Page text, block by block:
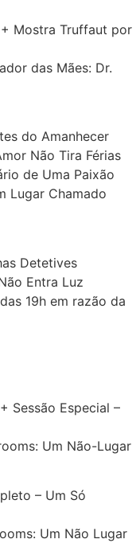
Mostra Truffaut por
das Mães: Dr.
do Amanhecer
Não Tira Férias
de Uma Paixão
Lugar Chamado
Detetives
Entra Luz
19h em razão da
Sessão Especial –
Um Não-Lugar
– Um Só
Um Não Lugar